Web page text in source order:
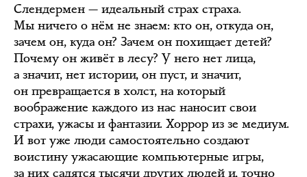
Слендермен — идеальный страх страха.
Мы ничего о нём не знаем: кто он, откуда он,
зачем он, куда он? Зачем он похищает детей?
Почему он живёт в лесу? У него нет лица,
а значит, нет истории, он пуст, и значит,
он превращается в холст, на который
воображение каждого из нас наносит свои
страхи, ужасы и фантазии. Хоррор из зе медиум.
И вот уже люди самостоятельно создают
воистину ужасающие компьютерные игры,
за них садятся тысячи других людей и, точно